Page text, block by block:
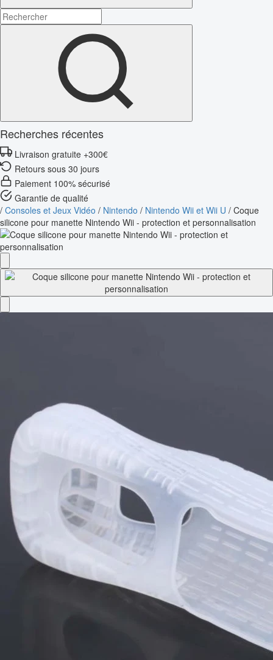
Recherches récentes
Livraison gratuite +300€
Retours sous 30 jours
Paiement 100% sécurisé
Garantie de qualité
/ Consoles et Jeux Vidéo / Nintendo / Nintendo Wii et Wii U / Coque
silicone pour manette Nintendo Wii - protection et personnalisation